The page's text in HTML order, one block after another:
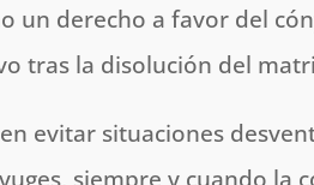
un derecho a favor del
tras la disolución del
evitar situaciones
siempre y cuando la